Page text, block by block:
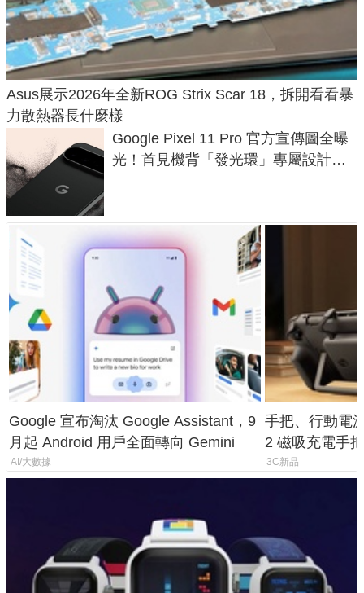
Asus展示2026年全新ROG Strix Scar 18，拆開看看暴
力散熱器長什麼樣
Google Pixel 11 Pro 官方宣傳圖全曝
光！首見機背「發光環」專屬設計、
Google 宣布淘汰 Google Assistant，9
月起 Android 用戶全面轉向 Gemini
AI/大數據
手把、行動電
2 磁吸充電手
倍
3C新品